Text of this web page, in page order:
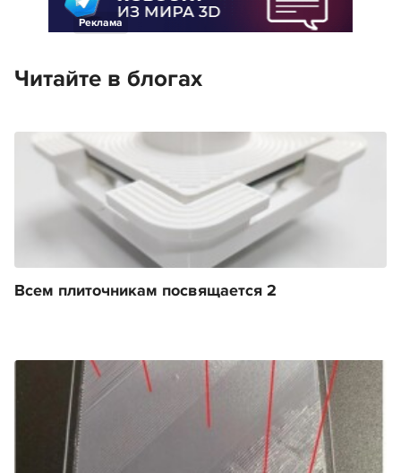
Реклама
Читайте в блогах
Всем плиточникам посвящается 2